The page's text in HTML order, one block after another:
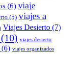
(6) viaje
(5) viajes a
Viajes Desierto (7)
(10) viajes desierto
(6) viajes organizados